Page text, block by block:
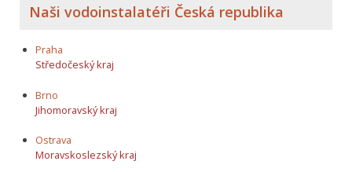
Naši vodoinstalatéři Česká republika
Praha
Středočeský kraj
Brno
Jihomoravský kraj
Ostrava
Moravskoslezský kraj